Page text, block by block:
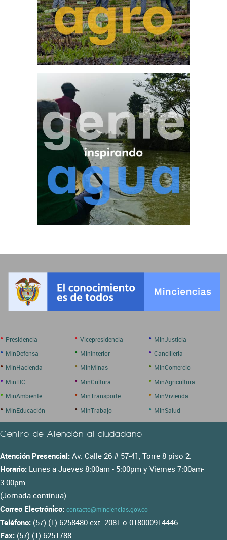
• Presidencia • Vicepresidencia • MinJusticia
• MinDefensa • MinInterior • Cancilleria
• MinHacienda • MinMinas • MinComercio
• MinTIC • MinCultura • MinAgricultura
• MinAmbiente • MinTransporte • MinVivienda
• MinEducación • MinTrabajo • MinSalud
Centro de Atención al ciudadano
Atención Presencial: Av. Calle 26 # 57-41, Torre 8 piso 2.
Horario: Lunes a Jueves 8:00am - 5:00pm y Viernes 7:00am-
3:00pm
(Jornada contínua)
Correo Electrónico: contacto@minciencias.gov.co
Teléfono: (57) (1) 6258480 ext. 2081 o 018000914446
Fax: (57) (1) 6251788